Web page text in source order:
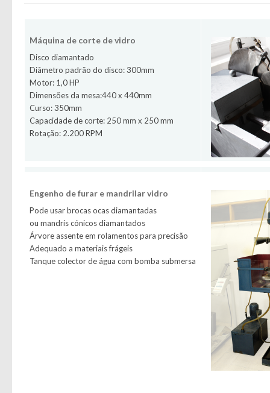
Máquina de corte de vidro
Disco diamantado
Diâmetro padrão do disco: 300mm
Motor: 1,0 HP
Dimensões da mesa:440 x 440mm
Curso: 350mm
Capacidade de corte: 250 mm x 250 mm
Rotação: 2.200 RPM
Engenho de furar e mandrilar vidro
Pode usar brocas ocas diamantadas
ou mandris cónicos diamantados
Árvore assente em rolamentos para precisão
Adequado a materiais frágeis
Tanque colector de água com bomba submersa